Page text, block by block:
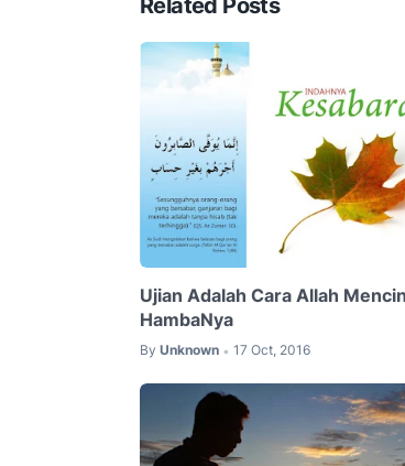
Related Posts
Ujian Adalah Cara Allah
HambaNya
By Unknown • 17 Oct, 2016